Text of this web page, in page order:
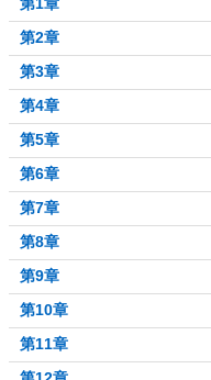
第2章
第3章
第4章
第5章
第6章
第7章
第8章
第9章
第10章
第11章